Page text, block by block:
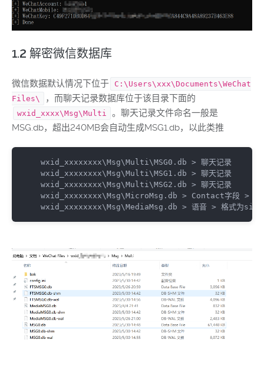
1.2 解密微信数据库
微信数据默认情况下位于
C:\Users\xxx\Documents\WeChat
Files\
，而聊天记录数据库位于该目录下面的
wxid_xxxx\Msg\Multi
。聊天记录文件命名一般是
MSG.db，超出240MB会自动生成MSG1.db，以此类推
wxid_xxxxxxxx\Msg\Multi \MSG0 .db
wxid_xxxxxxxx\Msg\Multi \MSG1 .db
wxid_xxxxxxxx\Msg\Multi \MSG2 .db
wxid_xxxxxxxx\Msg\MicroMsg .db > Contact
wxid_xxxxxxxx\Msg\MediaMsg .db > 语音 > 格式为silk